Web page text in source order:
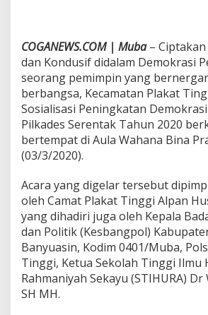
W
a
s
b
a
n
g
p
o
K
e
c
a
m
a
a
n
COGANEWS.COM | Muba –
dan Kondusif didalam Demokrasi
seorang pemimpin yang
berbangsa, Kecamatan Plakat
Sosialisasi Peningkatan
Pilkades Serentak Tahun 2020
bertempat di Aula Wahana Bina
(03/3/2020).
Acara yang digelar tersebut
oleh Camat Plakat Tinggi Alpan
yang dihadiri juga oleh Kepala
dan Politik (Kesbangpol)
Banyuasin, Kodim 0401/Muba,
Tinggi, Ketua Sekolah Tinggi Ilmu
Rahmaniyah Sekayu (STIHURA)
SH MH.